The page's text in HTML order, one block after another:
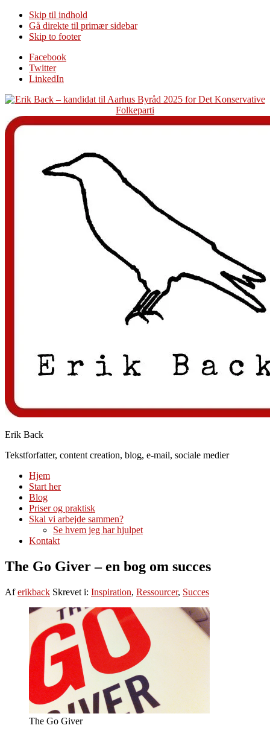
Skip til indhold
Gå direkte til primær sidebar
Skip to footer
Additional
menu
Facebook
Twitter
LinkedIn
Erik Back
Tekstforfatter, content creation, blog, e-mail, sociale medier
Hjem
Start her
Blog
Priser og praktisk
Skal vi arbejde sammen?
Se hvem jeg har hjulpet
Kontakt
The Go Giver – en bog om succes
Aferikback Skrevet i: Inspiration, Ressourcer, Succes
The Go Giver